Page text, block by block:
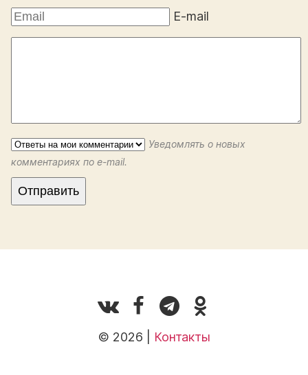
E-mail
Уведомлять о новых
комментариях по e-mail.
© 2026 | Контакты